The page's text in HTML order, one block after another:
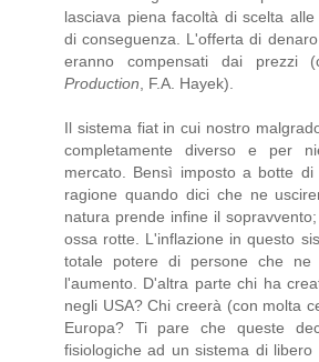
lasciava piena facoltà di scelta
di conseguenza. L'offerta di
eranno compensati dai prezzi
Production, F.A. Hayek).
Il sistema fiat in cui nostro
completamente diverso e per
mercato. Bensì imposto a botte
ragione quando dici che ne
natura prende infine il
ossa rotte. L'inflazione in questo
totale potere di persone che ne
l'aumento. D'altra parte chi ha
negli USA? Chi creerà (con molta
Europa? Ti pare che queste
fisiologiche ad un sistema di